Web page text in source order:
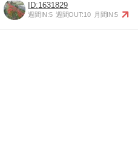
1631829
週間IN:5 週間OUT:10 月間IN:5